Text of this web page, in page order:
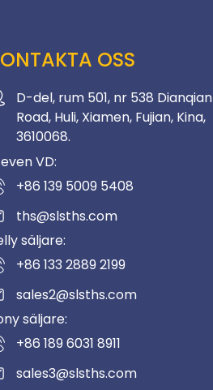
OSS
D-del, rum 501, nr 538 Dianqian
Road, Huli, Xiamen, Fujian, Kina,
3610068.
VD:
+86 139 5009 5408
ths@slsths.com
säljare:
+86 133 2889 2199
sales2@slsths.com
säljare:
+86 189 6031 8911
sales3@slsths.com